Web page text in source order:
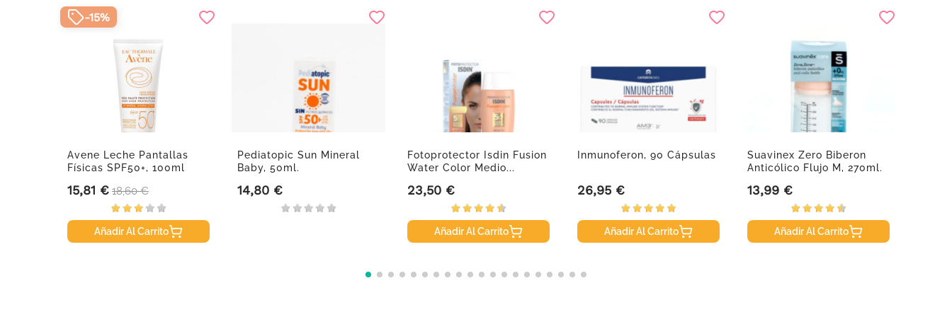
Avene Leche Pantallas
Físicas SPF50+, 100ml
Precio
15,81 € Precio base
18,60 €
Añadir Al Carrito
-15%
Pediatopic Sun Mineral
Baby, 50ml.
Precio
14,80 €
Fotoprotector Isdin Fusion
Water Color Medio...
Precio
23,50 €
Añadir Al Carrito
Inmunoferon, 90 Cápsulas
Precio
26,95 €
Añadir Al Carrito
Suavinex Zero Biberon
Anticólico Flujo M, 270ml.
Precio
13,99 €
Añadir Al Carrito